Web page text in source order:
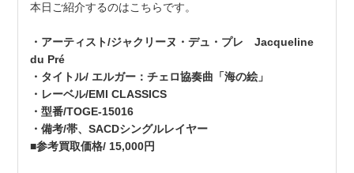
本日ご紹介するのはこちらです。
・アーティスト/ジャクリーヌ・デュ・プレ Jacqueline
du Pré
・タイトル/ エルガー：チェロ協奏曲「海の絵」
・レーベル/EMI CLASSICS
・型番/TOGE-15016
・備考/帯、SACDシングルレイヤー
■参考買取価格/ 15,000円